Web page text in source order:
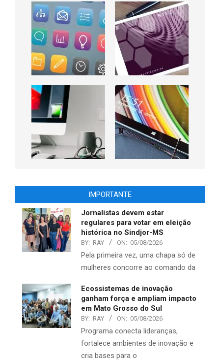
IMPORTANTE
Jornalistas devem estar
regulares para votar em eleição
histórica no Sindjor-MS
BY: RAY ON: 05/08/2026
Pela primeira vez, uma chapa só de
mulheres concorre ao comando da
Ecossistemas de inovação
ganham força e ampliam impacto
em Mato Grosso do Sul
BY: RAY ON: 05/08/2026
Programa conecta lideranças,
fortalece ambientes de inovação e
cria bases para o